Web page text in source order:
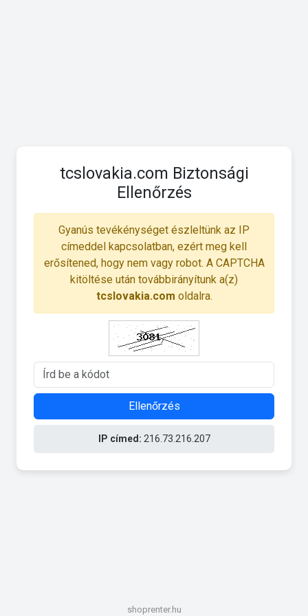
tcslovakia.com Biztonsági
Ellenőrzés
Gyanús tevékénységet észleltünk az IP
címeddel kapcsolatban, ezért meg kell
erősítened, hogy nem vagy robot. A CAPTCHA
kitöltése után továbbirányítunk a(z)
tcslovakia.com oldalra.
Ellenőrzés
IP címed: 216.73.216.207
shoprenter.hu